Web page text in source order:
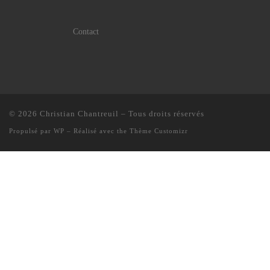
Contact
© 2026 Christian Chantreuil – Tous droits réservés
Propulsé par WP – Réalisé avec the Thème Customizr